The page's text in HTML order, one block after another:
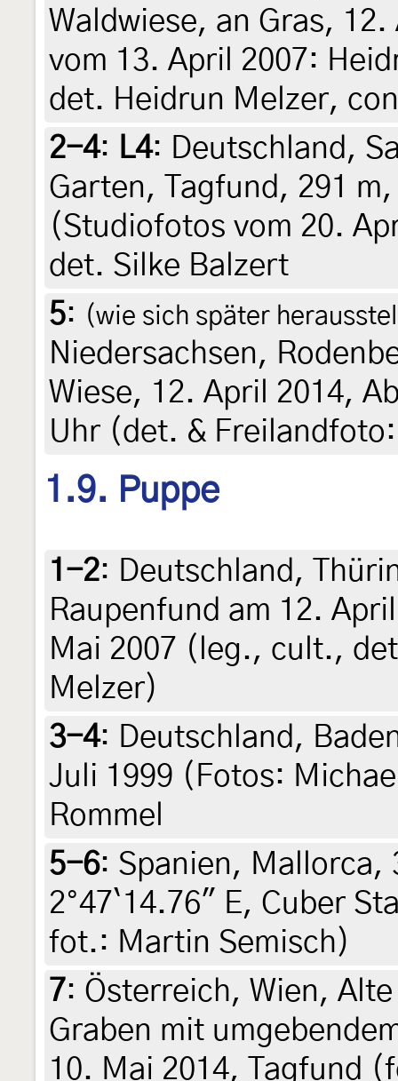
Waldwiese, an Gras,
vom 13. April 2007:
det. Heidrun Melzer,
2-4: L4: Deutschland,
Garten, Tagfund, 291
(Studiofotos vom 20.
det. Silke Balzert
5: (wie sich später
Niedersachsen,
Wiese, 12. April 2014,
Uhr (det. &
1.9. Puppe
1-2: Deutschland,
Raupenfund am 12.
Mai 2007 (leg., cult.,
Melzer)
3-4: Deutschland,
Juli 1999 (Fotos:
Rommel
5-6: Spanien, Mallorca,
2°47`14.76" E, Cuber
fot.: Martin Semisch)
7: Österreich, Wien,
Graben mit
10. Mai 2014, Tagfund